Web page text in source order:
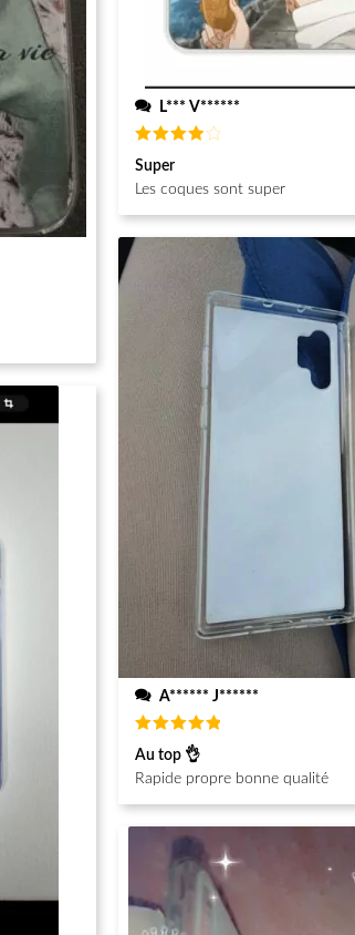
L*** V******
Note
sur 5
Super
Les coques sont super
A****** J******
Note
sur 5
Au top 👌
Rapide propre bonne qualité